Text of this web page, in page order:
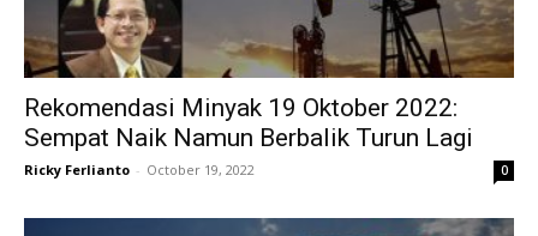
Rekomendasi Minyak 19 Oktober 2022:
Sempat Naik Namun Berbalik Turun Lagi
Ricky Ferlianto - October 19, 2022 0